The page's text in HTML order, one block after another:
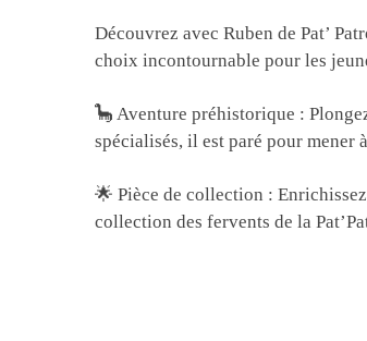
Découvrez avec Ruben de Pat’
choix incontournable pour les
🦕 Aventure préhistorique :
spécialisés, il est paré pour mener
🌟 Pièce de collection :
collection des fervents de la